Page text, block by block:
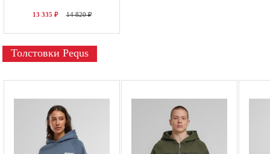
13 335 ₽ 14 820 ₽
Толстовки Pequs